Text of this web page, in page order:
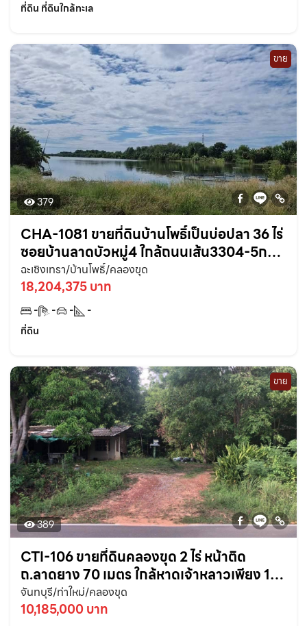
ที่ดิน ที่ดินใกล้ทะเล
ขาย
379
CHA-1081 ขายที่ดินบ้านโพธิ์เป็นบ่อปลา 36 ไร่
ซอยบ้านลาดบัวหมู่4 ใกล้ถนนเส้น3304-5กม.
คลองขุด ฉะเชิงเทรา
ฉะเชิงเทรา/บ้านโพธิ์/คลองขุด
18,204,375 บาท
- - -
-
ที่ดิน
ขาย
389
CTI-106 ขายที่ดินคลองขุด 2 ไร่ หน้าติด
ถ.ลาดยาง 70 เมตร ใกล้หาดเจ้าหลาวเพียง 1
กม. อ.ท่าใหม่ จ.จันทบุรี
จันทบุรี/ท่าใหม่/คลองขุด
10,185,000 บาท